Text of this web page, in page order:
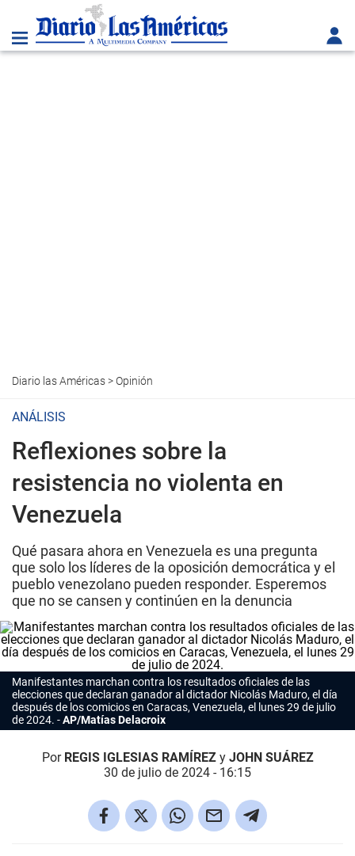
Diario las Américas>Opinión
ANÁLISIS
Reflexiones sobre la
resistencia no violenta en
Venezuela
Qué pasara ahora en Venezuela es una pregunta
que solo los líderes de la oposición democrática y el
pueblo venezolano pueden responder. Esperemos
que no se cansen y continúen en la denuncia
Manifestantes marchan contra los resultados oficiales de las
elecciones que declaran ganador al dictador Nicolás Maduro, el día
después de los comicios en Caracas, Venezuela, el lunes 29 de julio
de 2024.
AP/Matías Delacroix
Por REGIS IGLESIAS RAMÍREZy JOHN SUÁREZ
30 de julio de 2024 - 16:15